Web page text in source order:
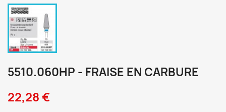
5510.060HP - FRAISE EN CARBURE
22,28 €